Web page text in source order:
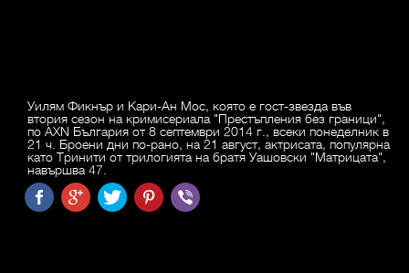
Уилям Фикнър и Кари-Ан Мос, която е гост-звезда във
втория сезон на кримисериала "Престъпления без граници",
по AXN България от 8 септември 2014 г., всеки понеделник в
21 ч. Броени дни по-рано, на 21 август, актрисата, популярна
като Тринити от трилогията на братя Уашовски "Матрицата",
навършва 47.